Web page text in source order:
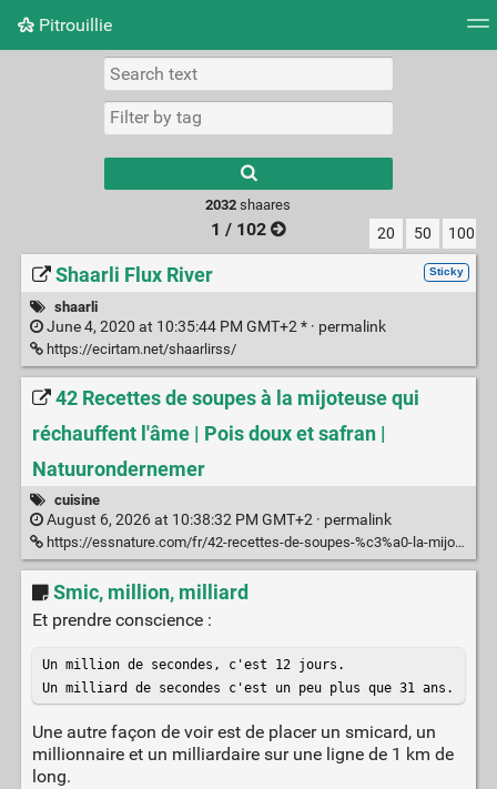
Pitrouillie
Daily
results.
2032 shaares
1 / 102 20 50 100
Sticky
Shaarli Flux River
shaarli
June 4, 2020 at 10:35:44 PM GMT+2 * · permalink
https://ecirtam.net/shaarlirss/
42 Recettes de soupes à la mijoteuse qui
réchauffent l'âme | Pois doux et safran |
Natuurondernemer
cuisine
August 6, 2026 at 10:38:32 PM GMT+2 · permalink
https://essnature.com/fr/42-recettes-de-soupes-%c3%a0-la-mijoteuse-saines/
Smic, million, milliard
Et prendre conscience :
Un million de secondes, c'est 12 jours.
Un milliard de secondes c'est un peu plus que 31 ans.
Une autre façon de voir est de placer un smicard, un
millionnaire et un milliardaire sur une ligne de 1 km de
long.